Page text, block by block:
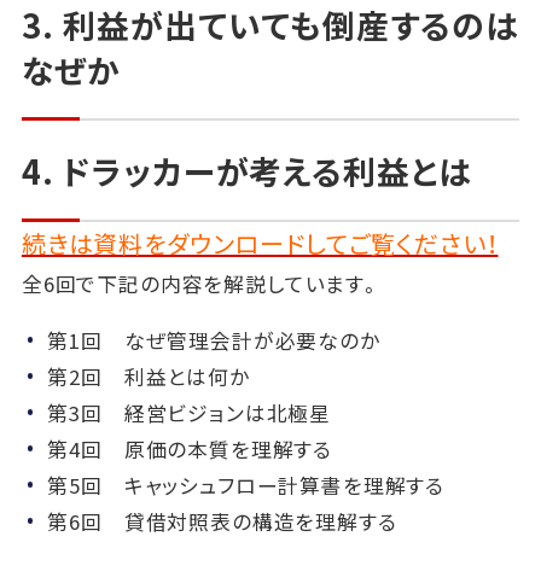
3. 利益が出ていても倒産するのは
なぜか
4. ドラッカーが考える利益とは
続きは資料をダウンロードしてご覧ください！
全6回で下記の内容を解説しています。
第1回 なぜ管理会計が必要なのか
第2回 利益とは何か
第3回 経営ビジョンは北極星
第4回 原価の本質を理解する
第5回 キャッシュフロー計算書を理解する
第6回 貸借対照表の構造を理解する